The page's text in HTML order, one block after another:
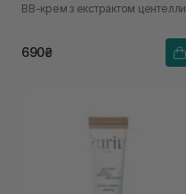
Neutral Ivory №13 30 мл
ВВ-крем з екстрактом центелли
690₴